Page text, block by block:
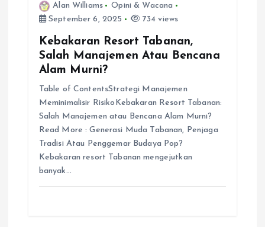
Alan Williams
Opini & Wacana
September 6, 2025
734 views
Kebakaran Resort Tabanan,
Salah Manajemen Atau Bencana
Alam Murni?
Table of ContentsStrategi Manajemen
Meminimalisir RisikoKebakaran Resort Tabanan:
Salah Manajemen atau Bencana Alam Murni?
Read More : Generasi Muda Tabanan, Penjaga
Tradisi Atau Penggemar Budaya Pop?
Kebakaran resort Tabanan mengejutkan
banyak…